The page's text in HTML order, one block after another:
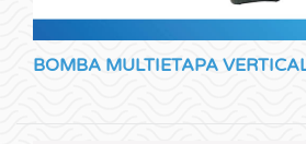
BOMBA MULTIETAPA